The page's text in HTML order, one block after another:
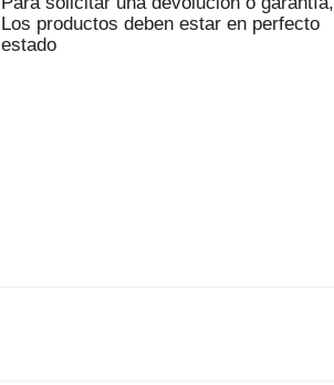
Los productos deben estar en perfecto
estado